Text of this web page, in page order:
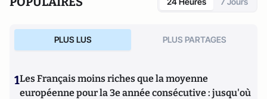
PLUS LUS PLUS PARTAGES
1Les Français moins riches que la moyenne
européenne pour la 3e année consécutive : jusqu'où